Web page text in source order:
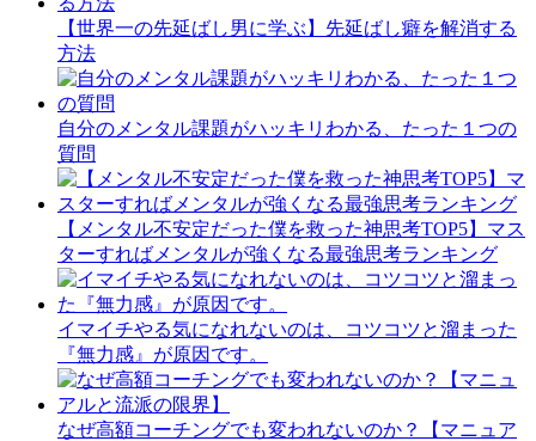
【世界一の先延ばし男に学ぶ】先延ばし癖を解消する
方法
自分のメンタル課題がハッキリわかる、たった１つの
質問
【メンタル不安定だった僕を救った神思考TOP5】マス
ターすればメンタルが強くなる最強思考ランキング
イマイチやる気になれないのは、コツコツと溜まった
『無力感』が原因です。
なぜ高額コーチングでも変われないのか？【マニュア